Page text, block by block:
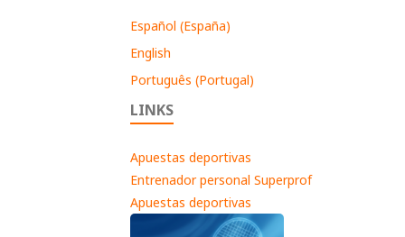
Español (España)
English
Português (Portugal)
LINKS
Apuestas deportivas
Entrenador personal Superprof
Apuestas deportivas